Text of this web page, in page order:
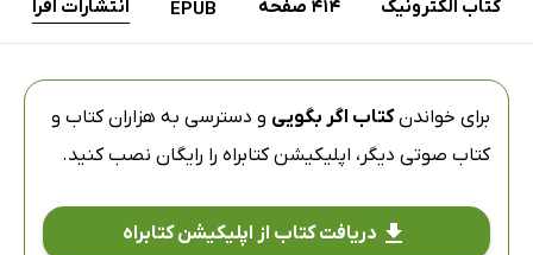
کتاب الکترونیک 414 صفحه EPUB انتشارات افرا
برای خواندنکتاب اگر بگویی و دسترسی به هزاران کتاب و
کتاب صوتی دیگر، اپلیکیشن کتابراه را رایگان نصب کنید.
دریافت کتاب از اپلیکیشن کتابراه